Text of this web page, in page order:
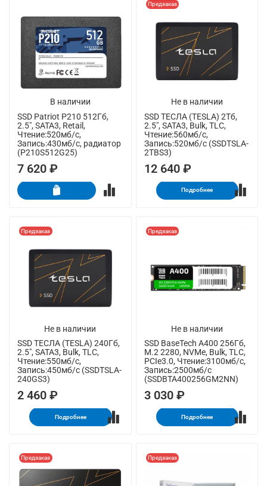
В наличии
SSD Patriot P210 512Гб,
2.5", SATA3, Retail,
Чтение:520мб/с,
Запись:430мб/с, радиатор
(P210S512G25)
7 620 ₽
Не в наличии
Предзаказ
SSD ТЕСЛА (TESLA) 2Тб,
2.5", SATA3, Bulk, TLC,
Чтение:560мб/с,
Запись:520мб/с (SSDTSLA-
2TBS3)
12 640 ₽
Подробнее
Не в наличии
Предзаказ
SSD ТЕСЛА (TESLA) 240Гб,
2.5", SATA3, Bulk, TLC,
Чтение:550мб/с,
Запись:450мб/с (SSDTSLA-
240GS3)
2 460 ₽
Подробнее
Не в наличии
Предзаказ
SSD BaseTech A400 256Гб,
M.2 2280, NVMe, Bulk, TLC,
PCIe3.0, Чтение:3100мб/с,
Запись:2500мб/с
(SSDBTA400256GM2NN)
3 030 ₽
Подробнее
Предзаказ Предзаказ